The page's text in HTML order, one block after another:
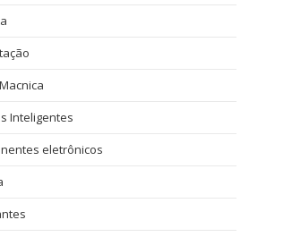
Inteligentes
eletrônicos